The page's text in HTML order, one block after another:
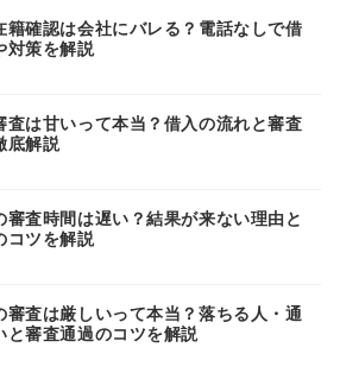
籍確認は会社にバレる？電話なしで借
対策を解説
査は甘いって本当？借入の流れと審査
底解説
審査時間は遅い？結果が来ない理由と
コツを解説
審査は厳しいって本当？落ちる人・通
と審査通過のコツを解説